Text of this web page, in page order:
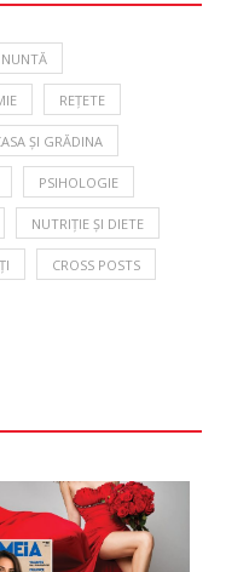
NUNTĂ
REȚETE
ȘI GRĂDINA
PSIHOLOGIE
NUTRIȚIE ȘI DIETE
CROSS POSTS